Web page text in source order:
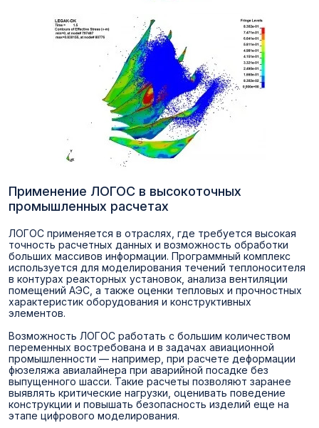
Применение ЛОГОС в высокоточных
промышленных расчетах
ЛОГОС применяется в отраслях, где требуется высокая
точность расчетных данных и возможность обработки
больших массивов информации. Программный комплекс
используется для моделирования течений теплоносителя
в контурах реакторных установок, анализа вентиляции
помещений АЭС, а также оценки тепловых и прочностных
характеристик оборудования и конструктивных
элементов.
Возможность ЛОГОС работать с большим количеством
переменных востребована и в задачах авиационной
промышленности — например, при расчете деформации
фюзеляжа авиалайнера при аварийной посадке без
выпущенного шасси. Такие расчеты позволяют заранее
выявлять критические нагрузки, оценивать поведение
конструкции и повышать безопасность изделий еще на
этапе цифрового моделирования.